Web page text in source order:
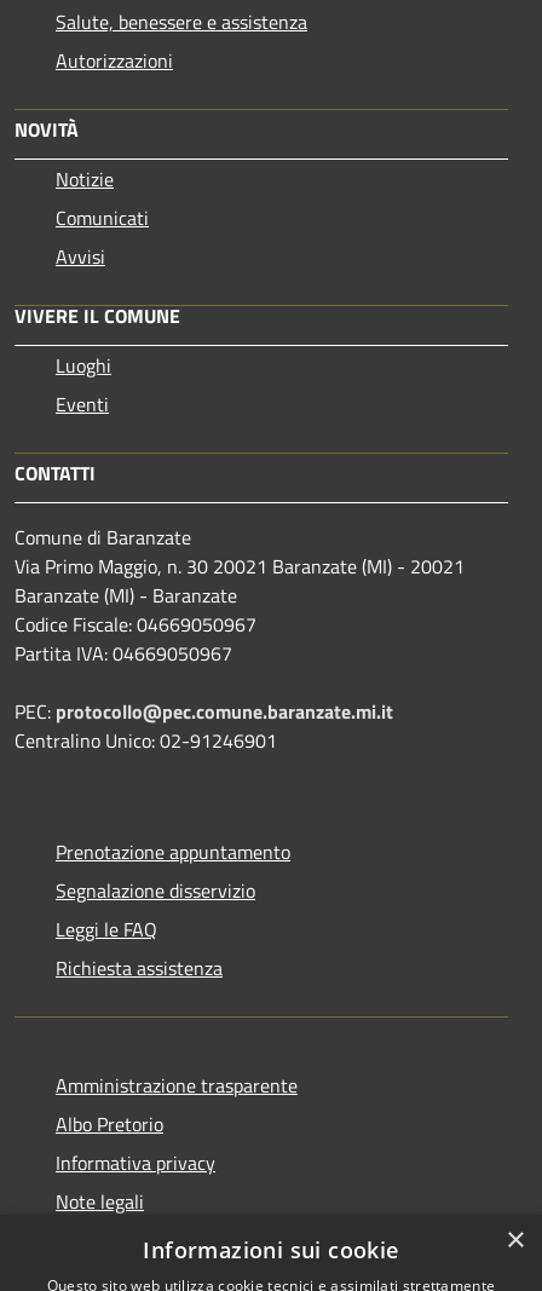
Salute, benessere e assistenza
Autorizzazioni
NOVITÀ
Notizie
Comunicati
Avvisi
VIVERE IL COMUNE
Luoghi
Eventi
CONTATTI
Comune di Baranzate
Via Primo Maggio, n. 30 20021 Baranzate (MI) - 20021
Baranzate (MI) - Baranzate
Codice Fiscale: 04669050967
Partita IVA: 04669050967
PEC: protocollo@pec.comune.baranzate.mi.it
Centralino Unico: 02-91246901
Prenotazione appuntamento
Segnalazione disservizio
Leggi le FAQ
Richiesta assistenza
Amministrazione trasparente
Albo Pretorio
Informativa privacy
Note legali
Dichiarazione di accessibilità
×
Informazioni sui cookie
Questo sito web utilizza cookie tecnici e assimilati strettamente